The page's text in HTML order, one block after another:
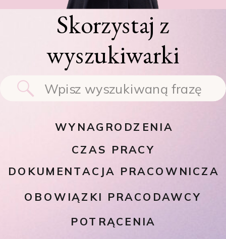
Skorzystaj z
wyszukiwarki
Search
for:
CZAS PRACY
DOKUMENTACJA PRACOWNICZA
OBOWIĄZKI PRACODAWCY
POTRĄCENIA
WYNAGRODZENIA